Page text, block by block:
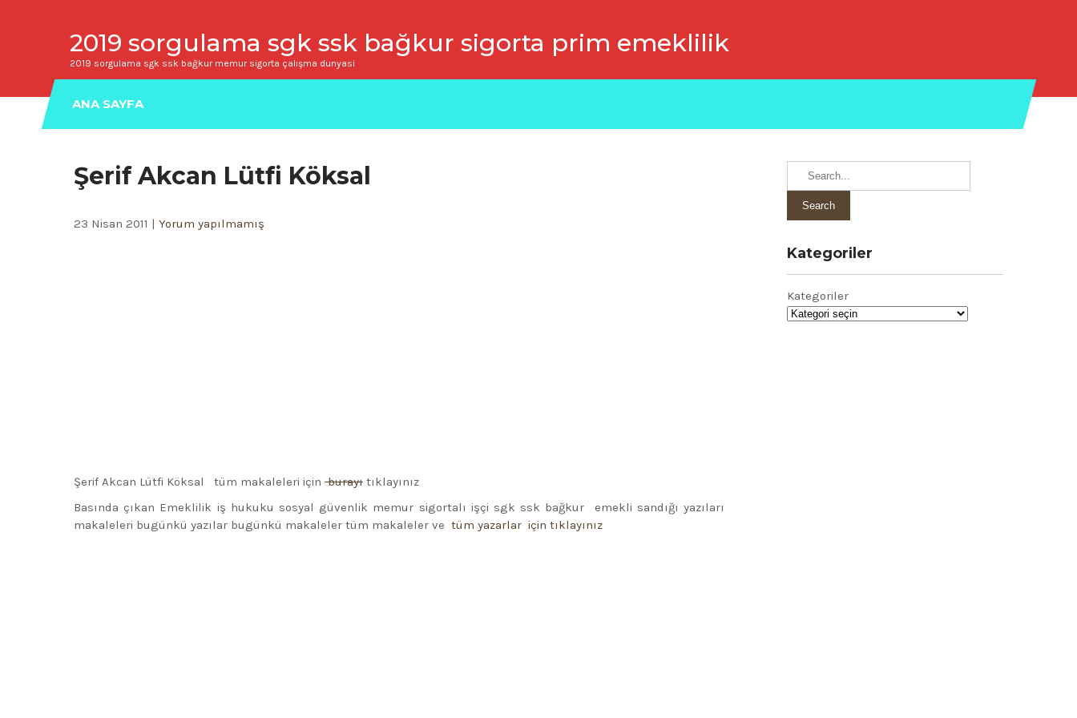
2019 sorgulama sgk ssk bağkur sigorta prim emeklilik
2019 sorgulama sgk ssk bağkur memur sigorta çalışma dunyasi
ANA SAYFA
Şerif Akcan Lütfi Köksal
23 Nisan 2011 | Yorum yapılmamış
Şerif Akcan Lütfi Köksal tüm makaleleri için burayı tıklayınız
Basında çıkan Emeklilik iş hukuku sosyal güvenlik memur sigortalı işçi sgk ssk bağkur emekli sandığı yazıları
makaleleri bugünkü yazılar bugünkü makaleler tüm makaleler ve tüm yazarlar için tıklayınız
Kategoriler
Kategoriler